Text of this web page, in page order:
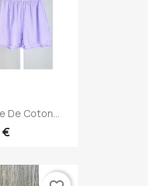
De Coton...
€